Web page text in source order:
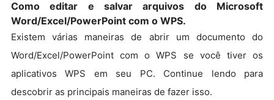
Como editar e salvar arquivos do Microsoft
Word/Excel/PowerPoint com o WPS.
Existem várias maneiras de abrir um documento do
Word/Excel/PowerPoint com o WPS se você tiver os
aplicativos WPS em seu PC. Continue lendo para
descobrir as principais maneiras de fazer isso.